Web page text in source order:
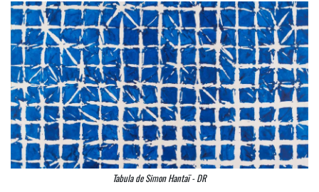
Tabula de Simon Hantaï - DR